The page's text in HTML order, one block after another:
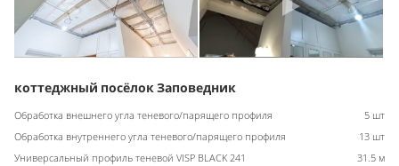
коттеджный посёлок Заповедник
Обработка внешнего угла теневого/парящего профиля
5 шт
Обработка внутреннего угла теневого/парящего профиля
13 шт
Универсальный профиль теневой VISP BLACK 241
31.5 м